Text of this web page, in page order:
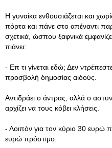
Η γυναίκα ενθουσιάζεται και
πόρτα και πάνε στο απέναντι
σχετικά, ώσπου ξαφνικά
πιάνει:
- Επ τι γίνεται εδώ; Δεν
προσβολή δημοσίας αιδούς.
Αντιδράει ο άντρας, αλλά ο
αρχίζει να τους κόβει κλήσεις.
- Λοιπόν για τον κύριο 30 ευρώ
ευρώ πρόστιμο.